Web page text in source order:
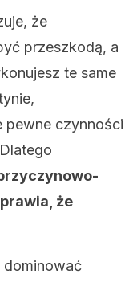
że
przeszkodą, a
te same
pewne czynności
że
dominować